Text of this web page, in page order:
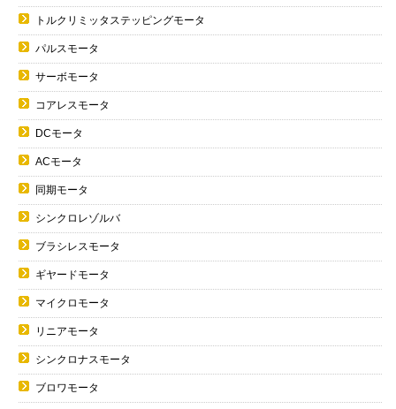
トルクリミッタステッピングモータ
パルスモータ
サーボモータ
コアレスモータ
DCモータ
ACモータ
同期モータ
シンクロレゾルバ
ブラシレスモータ
ギヤードモータ
マイクロモータ
リニアモータ
シンクロナスモータ
ブロワモータ